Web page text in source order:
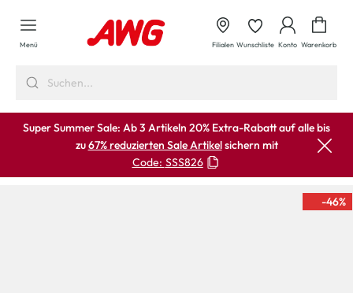
springen
Menü Filialen Wunschliste Konto Warenkorb
Super Summer Sale: Ab 3 Artikeln 20% Extra-Rabatt auf alle bis
zu67% reduzierten Sale Artikelsichern mit
Code: SSS826
-46%